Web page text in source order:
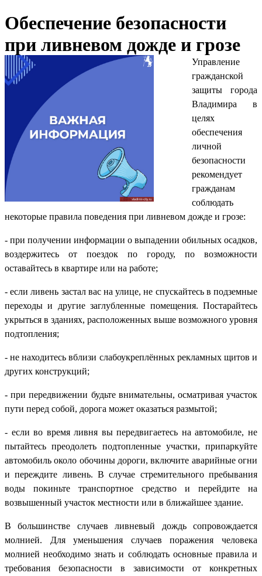
Обеспечение безопасности
при ливневом дожде и грозе
Управление
гражданской
защиты города
Владимира в
целях
обеспечения
личной
безопасности
рекомендует
гражданам
соблюдать
некоторые правила поведения при ливневом дожде и грозе:
- при получении информации о выпадении обильных осадков,
воздержитесь от поездок по городу, по возможности
оставайтесь в квартире или на работе;
- если ливень застал вас на улице, не спускайтесь в подземные
переходы и другие заглубленные помещения. Постарайтесь
укрыться в зданиях, расположенных выше возможного уровня
подтопления;
- не находитесь вблизи слабоукреплённых рекламных щитов и
других конструкций;
- при передвижении будьте внимательны, осматривая участок
пути перед собой, дорога может оказаться размытой;
- если во время ливня вы передвигаетесь на автомобиле, не
пытайтесь преодолеть подтопленные участки, припаркуйте
автомобиль около обочины дороги, включите аварийные огни
и переждите ливень. В случае стремительного пребывания
воды покиньте транспортное средство и перейдите на
возвышенный участок местности или в ближайшее здание.
В большинстве случаев ливневый дождь сопровождается
молнией. Для уменьшения случаев поражения человека
молнией необходимо знать и соблюдать основные правила и
требования безопасности в зависимости от конкретных